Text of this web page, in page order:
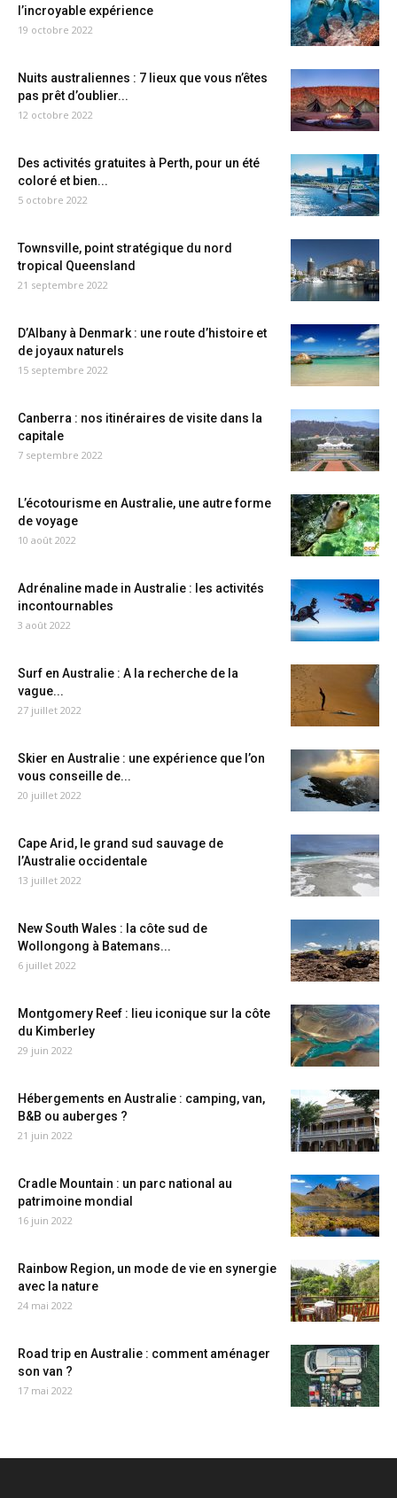
l’incroyable expérience
19 octobre 2022
Nuits australiennes : 7 lieux que vous n’êtes
pas prêt d’oublier...
12 octobre 2022
Des activités gratuites à Perth, pour un été
coloré et bien...
5 octobre 2022
Townsville, point stratégique du nord
tropical Queensland
21 septembre 2022
D’Albany à Denmark : une route d’histoire et
de joyaux naturels
15 septembre 2022
Canberra : nos itinéraires de visite dans la
capitale
7 septembre 2022
L’écotourisme en Australie, une autre forme
de voyage
10 août 2022
Adrénaline made in Australie : les activités
incontournables
3 août 2022
Surf en Australie : A la recherche de la
vague...
27 juillet 2022
Skier en Australie : une expérience que l’on
vous conseille de...
20 juillet 2022
Cape Arid, le grand sud sauvage de
l’Australie occidentale
13 juillet 2022
New South Wales : la côte sud de
Wollongong à Batemans...
6 juillet 2022
Montgomery Reef : lieu iconique sur la côte
du Kimberley
29 juin 2022
Hébergements en Australie : camping, van,
B&B ou auberges ?
21 juin 2022
Cradle Mountain : un parc national au
patrimoine mondial
16 juin 2022
Rainbow Region, un mode de vie en synergie
avec la nature
24 mai 2022
Road trip en Australie : comment aménager
son van ?
17 mai 2022